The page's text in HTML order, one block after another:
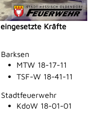
eingesetzte Kräfte
Barksen
MTW 18-17-11
TSF-W 18-41-11
Stadtfeuerwehr
KdoW 18-01-01